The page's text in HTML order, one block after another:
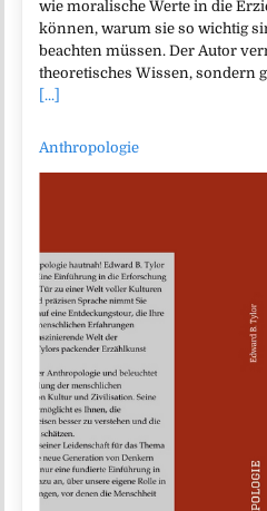
wie moralische Werte in die
können, warum sie so wichtig
beachten müssen. Der Autor
theoretisches Wissen, sondern
[...]
Anthropologie